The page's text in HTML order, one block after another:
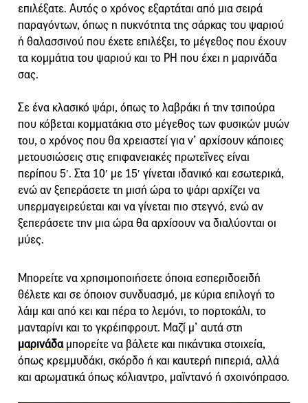
επιλέξατε. Αυτός ο χρόνος εξαρτάται από μια σειρά
παραγόντων, όπως η πυκνότητα της σάρκας του ψαριού
ή θαλασσινού που έχετε επιλέξει, το μέγεθος που έχουν
τα κομμάτια του ψαριού και το PH που έχει η μαρινάδα
σας.
Σε ένα κλασικό ψάρι, όπως το λαβράκι ή την τσιπούρα
που κόβεται κομματάκια στο μέγεθος των φυσικών μυών
του, ο χρόνος που θα χρειαστεί για ν’ αρχίσουν κάποιες
μετουσιώσεις στις επιφανειακές πρωτεΐνες είναι
περίπου 5′. Στα 10′ με 15′ γίνεται ιδανικό και εσωτερικά,
ενώ αν ξεπεράσετε τη μισή ώρα το ψάρι αρχίζει να
υπερμαγειρεύεται και να γίνεται πιο στεγνό, ενώ αν
ξεπεράσετε την μια ώρα θα αρχίσουν να διαλύονται οι
μύες.
Μπορείτε να χρησιμοποιήσετε όποια εσπεριδοειδή
θέλετε και σε όποιον συνδυασμό, με κύρια επιλογή το
λάιμ και από κει και πέρα το λεμόνι, το πορτοκάλι, το
μανταρίνι και το γκρέιπφρουτ. Μαζί μ’ αυτά στη
μαρινάδαμπορείτε να βάλετε και πικάντικα στοιχεία,
όπως κρεμμυδάκι, σκόρδο ή και καυτερή πιπεριά, αλλά
και αρωματικά όπως κόλιαντρο, μαϊντανό ή σχοινόπρασο.